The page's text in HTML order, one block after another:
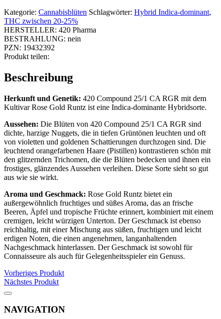
Kategorie: Cannabisblüten Schlagwörter: Hybrid Indica-dominant,
THC zwischen 20-25%
HERSTELLER: 420 Pharma
BESTRAHLUNG: nein
PZN: 19432392
Produkt teilen:
Beschreibung
Herkunft und Genetik: 420 Compound 25/1 CA RGR mit dem
Kultivar Rose Gold Runtz ist eine Indica-dominante Hybridsorte.
Aussehen: Die Blüten von 420 Compound 25/1 CA RGR sind
dichte, harzige Nuggets, die in tiefen Grüntönen leuchten und oft
von violetten und goldenen Schattierungen durchzogen sind. Die
leuchtend orangefarbenen Haare (Pistillen) kontrastieren schön mit
den glitzernden Trichomen, die die Blüten bedecken und ihnen ein
frostiges, glänzendes Aussehen verleihen. Diese Sorte sieht so gut
aus wie sie wirkt.
Aroma und Geschmack: Rose Gold Runtz bietet ein
außergewöhnlich fruchtiges und süßes Aroma, das an frische
Beeren, Äpfel und tropische Früchte erinnert, kombiniert mit einem
cremigen, leicht würzigen Unterton. Der Geschmack ist ebenso
reichhaltig, mit einer Mischung aus süßen, fruchtigen und leicht
erdigen Noten, die einen angenehmen, langanhaltenden
Nachgeschmack hinterlassen. Der Geschmack ist sowohl für
Connaisseure als auch für Gelegenheitsspieler ein Genuss.
Vorheriges Produkt
Nächstes Produkt
NAVIGATION